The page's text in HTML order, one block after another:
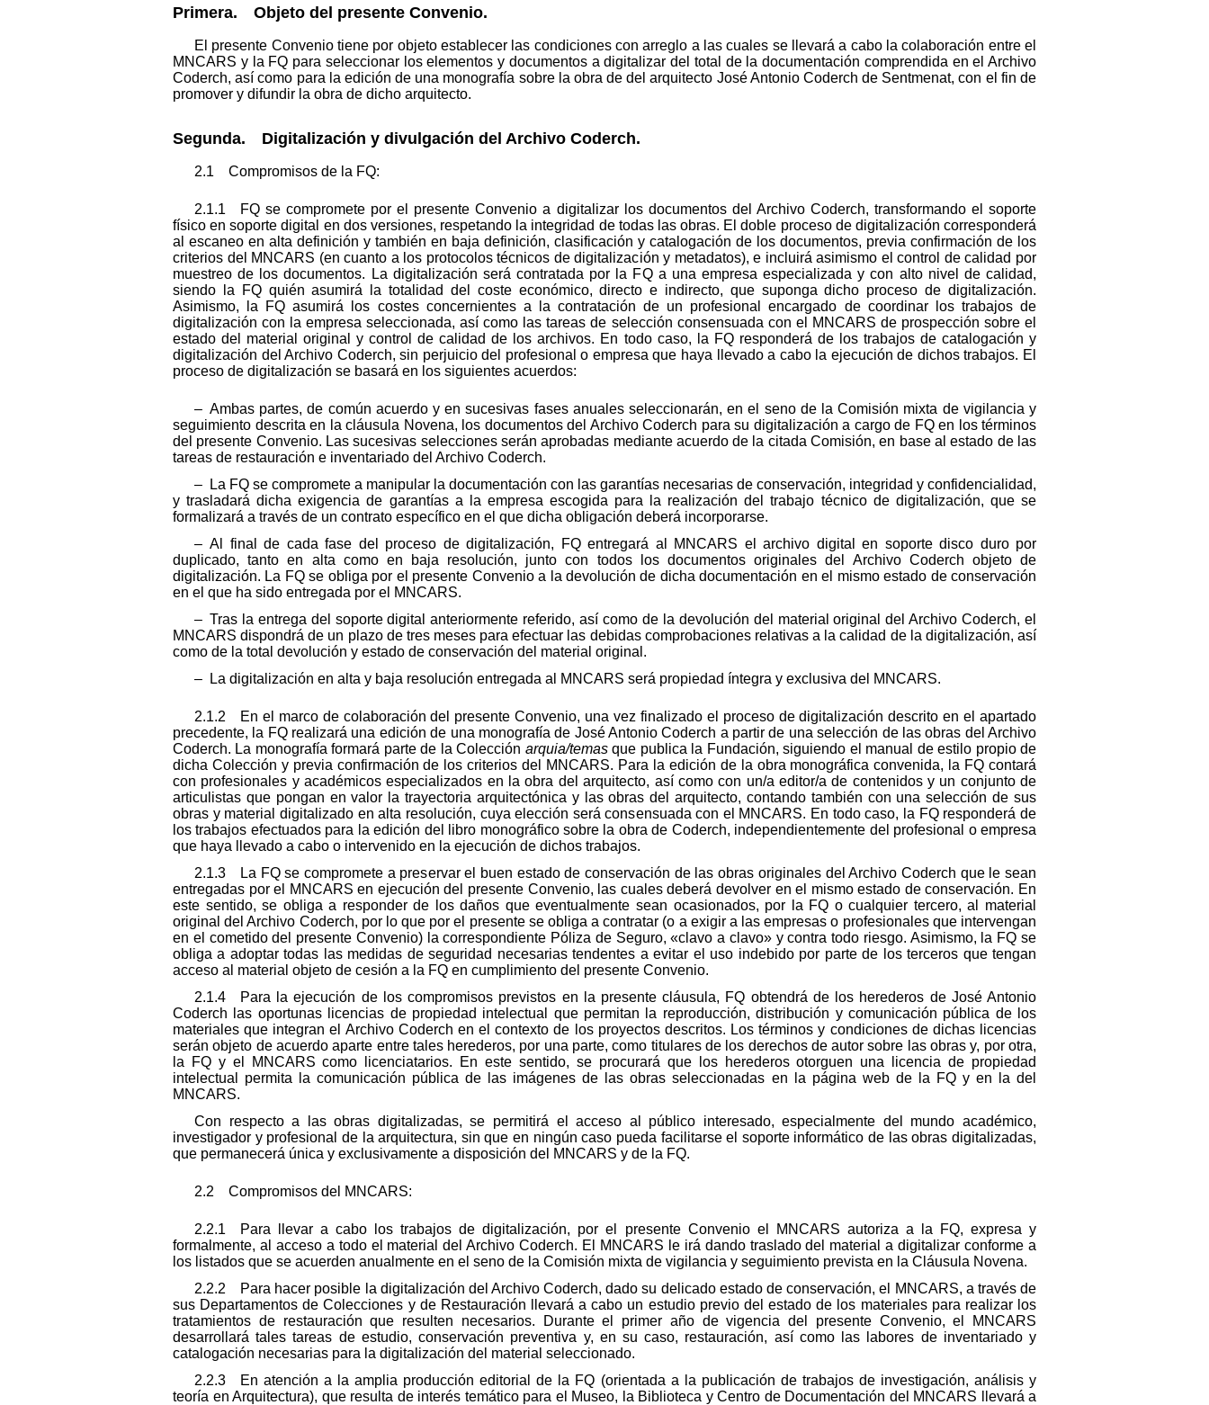
Primera. Objeto del presente Convenio.
El presente Convenio tiene por objeto establecer las condiciones con arreglo a las cuales se llevará a cabo la colaboración entre el
MNCARS y la FQ para seleccionar los elementos y documentos a digitalizar del total de la documentación comprendida en el Archivo
Coderch, así como para la edición de una monografía sobre la obra de del arquitecto José Antonio Coderch de Sentmenat, con el fin de
promover y difundir la obra de dicho arquitecto.
Segunda. Digitalización y divulgación del Archivo Coderch.
2.1 Compromisos de la FQ:
2.1.1 FQ se compromete por el presente Convenio a digitalizar los documentos del Archivo Coderch, transformando el soporte
físico en soporte digital en dos versiones, respetando la integridad de todas las obras. El doble proceso de digitalización corresponderá
al escaneo en alta definición y también en baja definición, clasificación y catalogación de los documentos, previa confirmación de los
criterios del MNCARS (en cuanto a los protocolos técnicos de digitalización y metadatos), e incluirá asimismo el control de calidad por
muestreo de los documentos. La digitalización será contratada por la FQ a una empresa especializada y con alto nivel de calidad,
siendo la FQ quién asumirá la totalidad del coste económico, directo e indirecto, que suponga dicho proceso de digitalización.
Asimismo, la FQ asumirá los costes concernientes a la contratación de un profesional encargado de coordinar los trabajos de
digitalización con la empresa seleccionada, así como las tareas de selección consensuada con el MNCARS de prospección sobre el
estado del material original y control de calidad de los archivos. En todo caso, la FQ responderá de los trabajos de catalogación y
digitalización del Archivo Coderch, sin perjuicio del profesional o empresa que haya llevado a cabo la ejecución de dichos trabajos. El
proceso de digitalización se basará en los siguientes acuerdos:
– Ambas partes, de común acuerdo y en sucesivas fases anuales seleccionarán, en el seno de la Comisión mixta de vigilancia y
seguimiento descrita en la cláusula Novena, los documentos del Archivo Coderch para su digitalización a cargo de FQ en los términos
del presente Convenio. Las sucesivas selecciones serán aprobadas mediante acuerdo de la citada Comisión, en base al estado de las
tareas de restauración e inventariado del Archivo Coderch.
– La FQ se compromete a manipular la documentación con las garantías necesarias de conservación, integridad y confidencialidad,
y trasladará dicha exigencia de garantías a la empresa escogida para la realización del trabajo técnico de digitalización, que se
formalizará a través de un contrato específico en el que dicha obligación deberá incorporarse.
– Al final de cada fase del proceso de digitalización, FQ entregará al MNCARS el archivo digital en soporte disco duro por
duplicado, tanto en alta como en baja resolución, junto con todos los documentos originales del Archivo Coderch objeto de
digitalización. La FQ se obliga por el presente Convenio a la devolución de dicha documentación en el mismo estado de conservación
en el que ha sido entregada por el MNCARS.
– Tras la entrega del soporte digital anteriormente referido, así como de la devolución del material original del Archivo Coderch, el
MNCARS dispondrá de un plazo de tres meses para efectuar las debidas comprobaciones relativas a la calidad de la digitalización, así
como de la total devolución y estado de conservación del material original.
– La digitalización en alta y baja resolución entregada al MNCARS será propiedad íntegra y exclusiva del MNCARS.
2.1.2 En el marco de colaboración del presente Convenio, una vez finalizado el proceso de digitalización descrito en el apartado
precedente, la FQ realizará una edición de una monografía de José Antonio Coderch a partir de una selección de las obras del Archivo
Coderch. La monografía formará parte de la Colección arquia/temasque publica la Fundación, siguiendo el manual de estilo propio de
dicha Colección y previa confirmación de los criterios del MNCARS. Para la edición de la obra monográfica convenida, la FQ contará
con profesionales y académicos especializados en la obra del arquitecto, así como con un/a editor/a de contenidos y un conjunto de
articulistas que pongan en valor la trayectoria arquitectónica y las obras del arquitecto, contando también con una selección de sus
obras y material digitalizado en alta resolución, cuya elección será consensuada con el MNCARS. En todo caso, la FQ responderá de
los trabajos efectuados para la edición del libro monográfico sobre la obra de Coderch, independientemente del profesional o empresa
que haya llevado a cabo o intervenido en la ejecución de dichos trabajos.
2.1.3 La FQ se compromete a preservar el buen estado de conservación de las obras originales del Archivo Coderch que le sean
entregadas por el MNCARS en ejecución del presente Convenio, las cuales deberá devolver en el mismo estado de conservación. En
este sentido, se obliga a responder de los daños que eventualmente sean ocasionados, por la FQ o cualquier tercero, al material
original del Archivo Coderch, por lo que por el presente se obliga a contratar (o a exigir a las empresas o profesionales que intervengan
en el cometido del presente Convenio) la correspondiente Póliza de Seguro, «clavo a clavo» y contra todo riesgo. Asimismo, la FQ se
obliga a adoptar todas las medidas de seguridad necesarias tendentes a evitar el uso indebido por parte de los terceros que tengan
acceso al material objeto de cesión a la FQ en cumplimiento del presente Convenio.
2.1.4 Para la ejecución de los compromisos previstos en la presente cláusula, FQ obtendrá de los herederos de José Antonio
Coderch las oportunas licencias de propiedad intelectual que permitan la reproducción, distribución y comunicación pública de los
materiales que integran el Archivo Coderch en el contexto de los proyectos descritos. Los términos y condiciones de dichas licencias
serán objeto de acuerdo aparte entre tales herederos, por una parte, como titulares de los derechos de autor sobre las obras y, por otra,
la FQ y el MNCARS como licenciatarios. En este sentido, se procurará que los herederos otorguen una licencia de propiedad
intelectual permita la comunicación pública de las imágenes de las obras seleccionadas en la página web de la FQ y en la del
MNCARS.
Con respecto a las obras digitalizadas, se permitirá el acceso al público interesado, especialmente del mundo académico,
investigador y profesional de la arquitectura, sin que en ningún caso pueda facilitarse el soporte informático de las obras digitalizadas,
que permanecerá única y exclusivamente a disposición del MNCARS y de la FQ.
2.2 Compromisos del MNCARS:
2.2.1 Para llevar a cabo los trabajos de digitalización, por el presente Convenio el MNCARS autoriza a la FQ, expresa y
formalmente, al acceso a todo el material del Archivo Coderch. El MNCARS le irá dando traslado del material a digitalizar conforme a
los listados que se acuerden anualmente en el seno de la Comisión mixta de vigilancia y seguimiento prevista en la Cláusula Novena.
2.2.2 Para hacer posible la digitalización del Archivo Coderch, dado su delicado estado de conservación, el MNCARS, a través de
sus Departamentos de Colecciones y de Restauración llevará a cabo un estudio previo del estado de los materiales para realizar los
tratamientos de restauración que resulten necesarios. Durante el primer año de vigencia del presente Convenio, el MNCARS
desarrollará tales tareas de estudio, conservación preventiva y, en su caso, restauración, así como las labores de inventariado y
catalogación necesarias para la digitalización del material seleccionado.
2.2.3 En atención a la amplia producción editorial de la FQ (orientada a la publicación de trabajos de investigación, análisis y
teoría en Arquitectura), que resulta de interés temático para el Museo, la Biblioteca y Centro de Documentación del MNCARS llevará a